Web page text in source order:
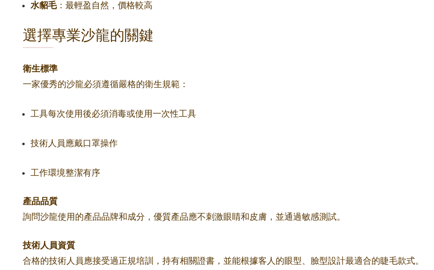
水貂毛：最輕盈自然，價格較高
選擇專業沙龍的關鍵
衛生標準
一家優秀的沙龍必須遵循嚴格的衛生規範：
工具每次使用後必須消毒或使用一次性工具
技術人員應戴口罩操作
工作環境整潔有序
產品品質
詢問沙龍使用的產品品牌和成分，優質產品應不刺激眼睛和皮膚，並通過敏感測試。
技術人員資質
合格的技術人員應接受過正規培訓，持有相關證書，並能根據客人的眼型、臉型設計最適合的睫毛款式。